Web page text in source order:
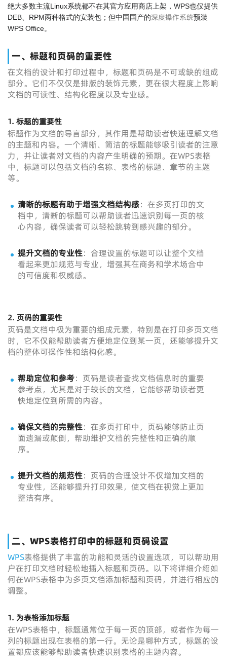
绝大多数主流Linux系统都不在其官方应用商店上架，WPS也仅提供
DEB、RPM两种格式的安装包；但中国国产的深度操作系统预装
WPS Office。
一、标题和页码的重要性
在文档的设计和打印过程中，标题和页码是不可或缺的组成
部分。它们不仅仅是排版的装饰元素，更在很大程度上影响
文档的可读性、结构化程度以及专业感。
1. 标题的重要性
标题作为文档的导言部分，其作用是帮助读者快速理解文档
的主题和内容。一个清晰、简洁的标题能够吸引读者的注意
力，并让读者对文档的内容产生明确的预期。在WPS表格
中，标题可以包括文档的名称、表格的标题、章节的主题
等。
清晰的标题有助于增强文档结构感：在多页打印的文
档中，清晰的标题可以帮助读者迅速识别每一页的核
心内容，确保读者可以轻松跳转到感兴趣的部分。
提升文档的专业性：合理设置的标题可以让整个文档
看起来更加规范与专业，增强其在商务和学术场合中
的可信度和权威感。
2. 页码的重要性
页码是文档中极为重要的组成元素，特别是在打印多页文档
时，它不仅能帮助读者方便地定位到某一页，还能够提升文
档的整体可操作性和结构化感。
帮助定位和参考：页码是读者查找文档信息时的重要
参考点，尤其是对于较长的文档，它能够帮助读者更
快地定位到所需的内容。
确保文档的完整性：在多页打印中，页码能够防止页
面遗漏或颠倒，帮助维护文档的完整性和正确的顺
序。
提升文档的规范性：页码的合理设计不仅增加文档的
专业性，还能够提升打印效果，使文档在视觉上更加
整洁有序。
二、WPS表格打印中的标题和页码设置
WPS表格提供了丰富的功能和灵活的设置选项，可以帮助用
户在打印文档时轻松地插入标题和页码。以下将详细介绍如
何在WPS表格中为多页文档添加标题和页码，并进行相应的
调整。
1. 为表格添加标题
在WPS表格中，标题通常位于每一页的顶部，或者作为每一
列的标题出现在表格的第一行。无论是哪种方式，标题的设
置都应该能够帮助读者快速识别表格的主题内容。